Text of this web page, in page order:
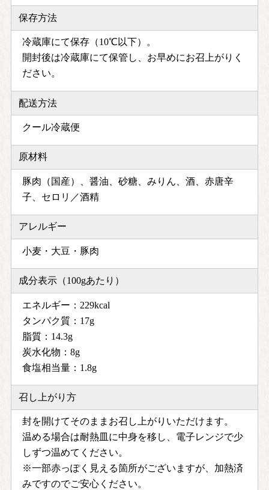
保存方法
冷蔵庫にて保存（10℃以下）。
開封後は冷蔵庫にて保管し、お早めにお召上がりく
ださい。
配送方法
クール冷蔵便
原材料
豚肉（国産）、醤油、砂糖、みりん、酒、赤唐辛
子、セロリ／酒精
アレルギー
小麦・大豆・豚肉
成分表示（100gあたり）
エネルギー：229kcal
タンパク質：17g
脂質：14.3g
炭水化物：8g
食塩相当量：1.8g
召し上がり方
封を開けてそのままお召し上がりいただけます。
温める場合は耐熱皿に中身を移し、電子レンジで少
しずつ温めてください。
※一部赤っぽく見える箇所がございますが、加熱済
みですのでご安心ください。